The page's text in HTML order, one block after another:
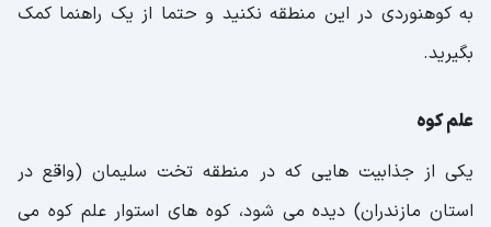
به کوهنوردی در این منطقه نکنید و حتما از یک راهنما کمک
بگیرید.
علم کوه
یکی از جذابیت هایی که در منطقه تخت سلیمان (واقع در
استان مازندران) دیده می شود، کوه های استوار علم کوه می